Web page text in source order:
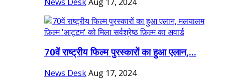
70वें राष्ट्रीय फिल्म पुरस्कारों का हुआ एलान,...
News DeskAug 17, 2024